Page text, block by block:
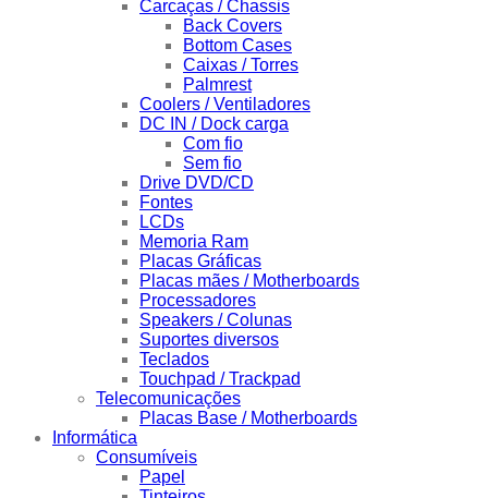
Carcaças / Chassis
Back Covers
Bottom Cases
Caixas / Torres
Palmrest
Coolers / Ventiladores
DC IN / Dock carga
Com fio
Sem fio
Drive DVD/CD
Fontes
LCDs
Memoria Ram
Placas Gráficas
Placas mães / Motherboards
Processadores
Speakers / Colunas
Suportes diversos
Teclados
Touchpad / Trackpad
Telecomunicações
Placas Base / Motherboards
Informática
Consumíveis
Papel